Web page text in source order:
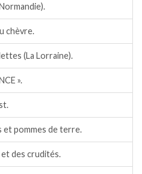
chèvre.
(La Lorraine).
».
et pommes de terre.
et des crudités.